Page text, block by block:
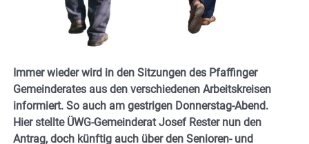
Immer wieder wird in den Sitzungen des Pfaffinger
Gemeinderates aus den verschiedenen Arbeitskreisen
informiert. So auch am gestrigen Donnerstag-Abend.
Hier stellte ÜWG-Gemeinderat Josef Rester nun den
Antrag, doch künftig auch über den Senioren- und